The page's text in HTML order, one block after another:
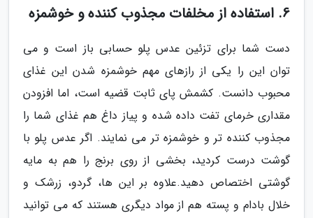
6. استفاده از مخلفات مجذوب کننده و خوشمزه
دست شما برای تزئین عدس پلو حسابی باز است و می
توان این را یکی از رازهای مهم خوشمزه شدن این غذای
محبوب دانست. کشمش پای ثابت قضیه است، اما افزودن
مقداری خرمای تفت داده شده و پیاز داغ هم غذای شما را
مجذوب کننده تر و خوشمزه تر می نمایند. اگر عدس پلو با
گوشت درست کردید، بخشی از روی برنج را هم به مایه
گوشتی اختصاص دهید.علاوه بر این ها، گردو، زرشک و
خلال بادام و پسته هم از مواد دیگری هستند که می توانید